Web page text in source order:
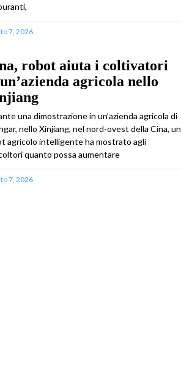
7, 2026
robot aiuta i coltivatori
agricola nello
una dimostrazione in un’azienda agricola di
nello Xinjiang, nel nord-ovest della Cina, un
agricolo intelligente ha mostrato agli
quanto possa aumentare
7, 2026